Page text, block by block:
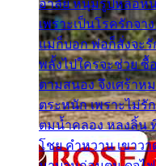
อาลัย หนุ่มรูปหล่อห
เพราะเป็นโรครักจา
แม่ก็บอก พ่อก็สั่งจะรั
พลั้งไปใครจะช่วย ซื้
ตามสนอง จึงเศร้าห
ตระหนัก เพราะไม่รั
ตมน้ำคลอง หลงลิ้น
โชย คำหวาน เขาว